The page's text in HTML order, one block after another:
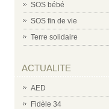
SOS bébé
SOS fin de vie
Terre solidaire
ACTUALITE
AED
Fidèle 34